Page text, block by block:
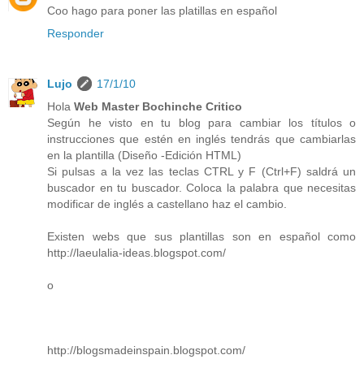
Coo hago para poner las platillas en español
Responder
Lujo
17/1/10
Hola Web Master Bochinche Critico
Según he visto en tu blog para cambiar los títulos o
instrucciones que estén en inglés tendrás que cambiarlas
en la plantilla (Diseño -Edición HTML)
Si pulsas a la vez las teclas CTRL y F (Ctrl+F) saldrá un
buscador en tu buscador. Coloca la palabra que necesitas
modificar de inglés a castellano haz el cambio.
Existen webs que sus plantillas son en español como
http://laeulalia-ideas.blogspot.com/
o
http://blogsmadeinspain.blogspot.com/